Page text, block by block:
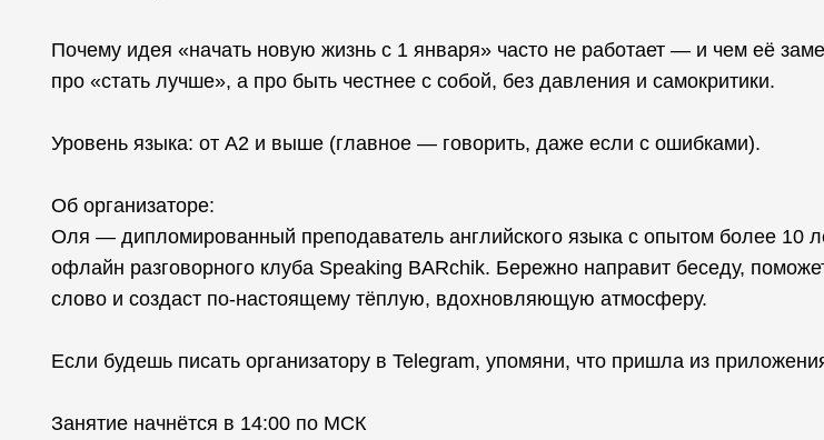
Почему идея «начать новую жизнь с 1 января» часто не работает — и чем её
про «стать лучше», а про быть честнее с собой, без давления и самокритики.
Уровень языка: от A2 и выше (главное — говорить, даже если с ошибками).
Об организаторе:
Оля — дипломированный преподаватель английского языка с опытом более 10
офлайн разговорного клуба Speaking BARchik. Бережно направит беседу,
слово и создаст по-настоящему тёплую, вдохновляющую атмосферу.
Если будешь писать организатору в Telegram, упомяни, что пришла из
Занятие начнётся в 14:00 по МСК